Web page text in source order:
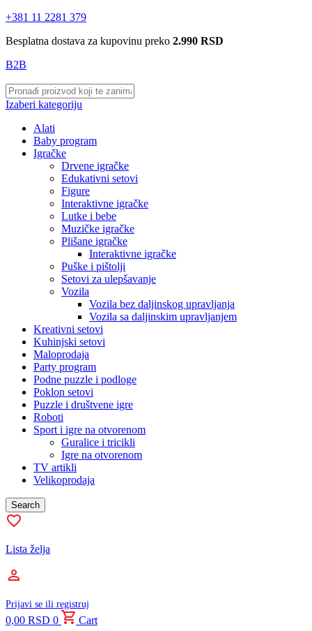
+381 11 2281 379
Besplatna dostava za kupovinu preko 2.990 RSD
B2B
Izaberi kategoriju
Alati
Baby program
Igračke
Drvene igračke
Edukativni setovi
Figure
Interaktivne igračke
Lutke i bebe
Muzičke igračke
Plišane igračke
Interaktivne igračke
Puške i pištolji
Setovi za ulepšavanje
Vozila
Vozila bez daljinskog upravljanja
Vozila sa daljinskim upravljanjem
Kreativni setovi
Kuhinjski setovi
Maloprodaja
Party program
Podne puzzle i podloge
Poklon setovi
Puzzle i društvene igre
Roboti
Sport i igre na otvorenom
Guralice i tricikli
Igre na otvorenom
TV artikli
Velikoprodaja
Search
Lista želja
Prijavi se ili registruj
0,00 RSD 0
Cart